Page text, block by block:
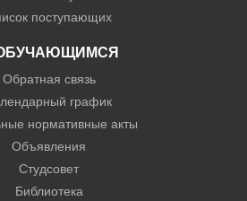
поступающих
Обратная связь
график
нормативные акты
Объявления
Студсовет
Библиотека